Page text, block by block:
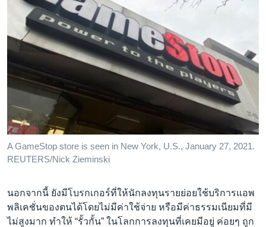
A GameStop store is seen in New York, U.S., January 27, 2021.
REUTERS/Nick Zieminski
นอกจากนี้ ยังมีโบรกเกอร์ที่ให้นักลงทุนรายย่อยใช้บริการแอพ
พลิเคชั่นของตนได้โดยไม่มีค่าใช้จ่าย หรือมีค่าธรรมเนียมที่มี
ไม่สูงมาก ทำให้ “รั้วกั้น” ในโลกการลงทุนที่เคยมีอยู่ ค่อยๆ ถูก